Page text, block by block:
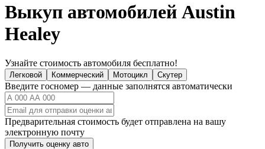
Выкуп автомобилей Austin
Healey
Узнайте стоимость автомобиля бесплатно!
Легковой Коммерческий Мотоцикл Скутер
Введите госномер — данные заполнятся автоматически
Предварительная стоимость будет отправлена на вашу
электронную почту
Получить оценку авто